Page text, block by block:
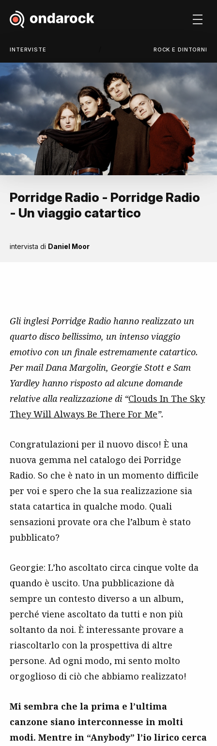
INTERVISTE ROCK E DINTORNI
Porridge Radio - Porridge Radio
- Un viaggio catartico
intervista di Daniel Moor
Gli inglesi Porridge Radio hanno realizzato un
quarto disco bellissimo, un intenso viaggio
emotivo con un finale estremamente catartico.
Per mail Dana Margolin, Georgie Stott e Sam
Yardley hanno risposto ad alcune domande
relative alla realizzazione di “Clouds In The Sky
They Will Always Be There For Me”.
Congratulazioni per il nuovo disco! È una
nuova gemma nel catalogo dei Porridge
Radio. So che è nato in un momento difficile
per voi e spero che la sua realizzazione sia
stata catartica in qualche modo. Quali
sensazioni provate ora che l’album è stato
pubblicato?
Georgie: L’ho ascoltato circa cinque volte da
quando è uscito. Una pubblicazione dà
sempre un contesto diverso a un album,
perché viene ascoltato da tutti e non più
soltanto da noi. È interessante provare a
riascoltarlo con la prospettiva di altre
persone. Ad ogni modo, mi sento molto
orgoglioso di ciò che abbiamo realizzato!
Mi sembra che la prima e l’ultima
canzone siano interconnesse in molti
modi. Mentre in “Anybody” l’io lirico cerca